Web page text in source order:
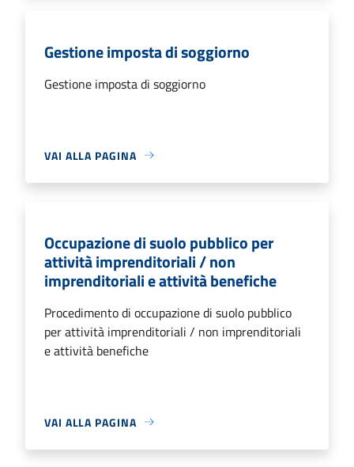
Gestione imposta di soggiorno
Gestione imposta di soggiorno
VAI ALLA PAGINA
Occupazione di suolo pubblico per
attività imprenditoriali / non
imprenditoriali e attività benefiche
Procedimento di occupazione di suolo pubblico
per attività imprenditoriali / non imprenditoriali
e attività benefiche
VAI ALLA PAGINA